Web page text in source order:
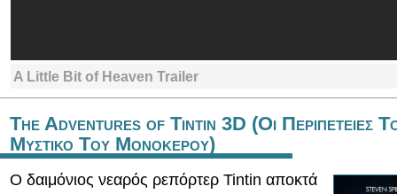
A Little Bit of Heaven Trailer
The Adventures of Tintin 3D (Οι Περιπετειες
Μυστικο Του Μονοκερου)
Ο δαιμόνιος νεαρός ρεπόρτερ Tintin αποκτά